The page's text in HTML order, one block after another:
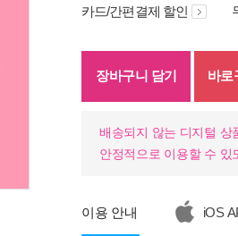
카드/간편결제 할인
장바구니 담기 바로
배송되지 않는 디지털 상
안정적으로 이용할 수 있
이용 안내 iOS